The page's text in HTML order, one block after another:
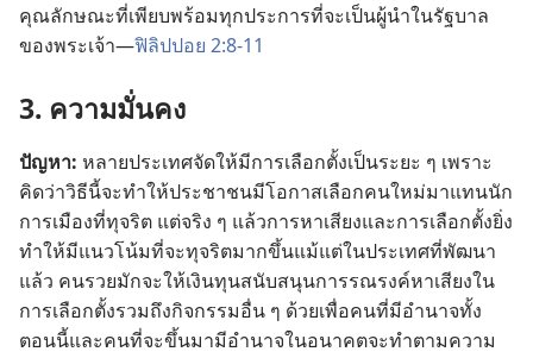
คุณลักษณะที่เพียบพร้อมทุกประการที่จะเป็นผู้นำในรัฐบาล
ของพระเจ้า—ฟิลิปปอย 2:8-11
3. ความมั่นคง
ปัญหา: หลายประเทศจัดให้มีการเลือกตั้งเป็นระยะ ๆ เพราะ
คิดว่าวิธีนี้จะทำให้ประชาชนมีโอกาสเลือกคนใหม่มาแทนนัก
การเมืองที่ทุจริต แต่จริง ๆ แล้วการหาเสียงและการเลือกตั้งยิ่ง
ทำให้มีแนวโน้มที่จะทุจริตมากขึ้นแม้แต่ในประเทศที่พัฒนา
แล้ว คนรวยมักจะให้เงินทุนสนับสนุนการรณรงค์หาเสียงใน
การเลือกตั้งรวมถึงกิจกรรมอื่น ๆ ด้วยเพื่อคนที่มีอำนาจทั้ง
ตอนนี้และคนที่จะขึ้นมามีอำนาจในอนาคตจะทำตามความ